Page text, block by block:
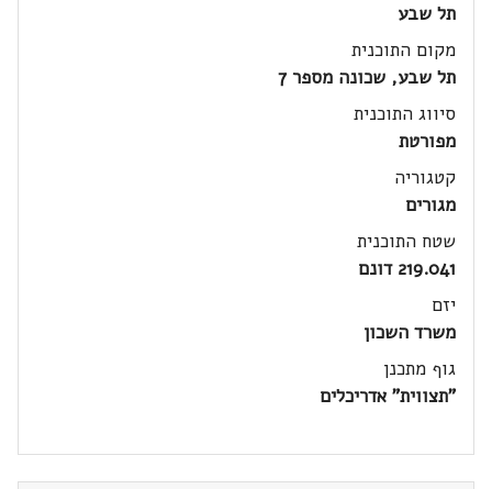
תל שבע
מקום התוכנית
תל שבע, שכונה מספר 7
סיווג התוכנית
מפורטת
קטגוריה
מגורים
שטח התוכנית
219.041 דונם
יזם
משרד השכון
גוף מתכנן
"תצווית" אדריכלים